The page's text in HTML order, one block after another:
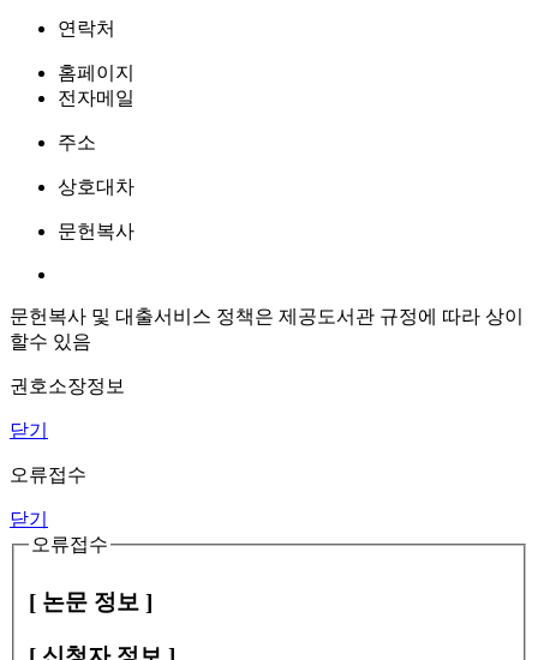
연락처
홈페이지
전자메일
주소
상호대차
문헌복사
문헌복사 및 대출서비스 정책은 제공도서관 규정에 따라 상이
할수 있음
권호소장정보
닫기
오류접수
닫기
오류접수
[ 논문 정보 ]